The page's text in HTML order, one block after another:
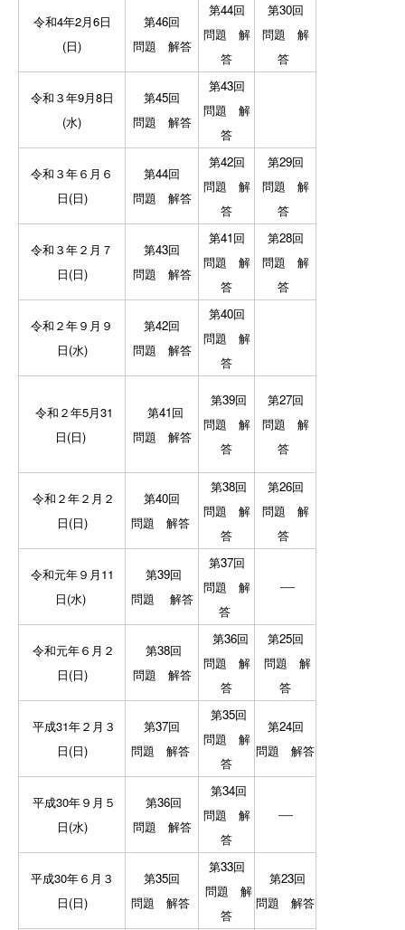
令和4年2月6日
(日)
第46回
問題
解答
第44回
問題
解
答
第30回
問題
解
答
令和３年9月8日
(水)
第45回
問題
解答
第43回
問題
解
答
令和３年６月６
日(日)
第44回
問題
解答
第42回
問題
解
答
第29回
問題
解
答
令和３年２月７
日(日)
第43回
問題
解答
第41回
問題
解
答
第28回
問題
解
答
令和２年９月９
日(水)
第42回
問題
解答
第40回
問題
解
答
令和２年5月31
日(日)
第41回
問題
解答
第39回
問題
解
答
第27回
問題
解
答
令和２年２月２
日(日)
第40回
問題
解答
第38回
問題
解
答
第26回
問題
解
答
令和元年９月11
日(水)
第39回
問題
解答
第37回
問題
解
答
―
令和元年６月２
日(日)
第38回
問題
解答
第36回
問題
解
答
第25回
問題
解
答
平成31年２月３
日(日)
第37回
問題
解答
第35回
問題
解
答
第24回
問題
解答
平成30年９ 月５
日(水)
第36回
問題
解答
第34回
問題
解
答
―
平成30年６月３
日(日)
第35回
問題
解答
第33回
問題
解
答
第23回
問題
解答